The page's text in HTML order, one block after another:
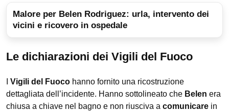
Malore per Belen Rodriguez: urla, intervento dei
vicini e ricovero in ospedale
Le dichiarazioni dei Vigili del Fuoco
Vigili del Fuoco hanno fornito una ricostruzione
dettagliata dell’incidente. Hanno sottolineato che Belen era
chiusa a chiave nel bagno e non riusciva a comunicare in